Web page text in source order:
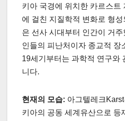
키아 국경에 위치한 카르스트
에 걸친 지질학적 변화로 형
은 선사 시대부터 인간이 거
인들의 피난처이자 종교적 장
19세기부터는 과학적 연구와
니다.
현재의 모습: 아그텔레크
키아의 공동 세계유산으로 등